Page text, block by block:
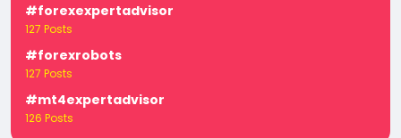
#forexexpertadvisor
127 Posts
#forexrobots
127 Posts
#mt4expertadvisor
126 Posts